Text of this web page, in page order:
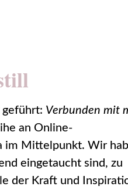
geführt: Verbunden mit
an Online-
im Mittelpunkt. Wir
eingetaucht sind, zu
der Kraft und